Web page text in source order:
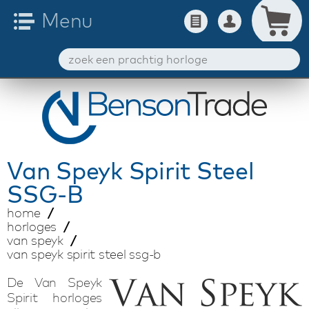
Van SpeykSpirit Steel
SSG-B
home
horloges
van speyk
van speyk spirit steel ssg-b
De Van Speyk
Spirit horloges